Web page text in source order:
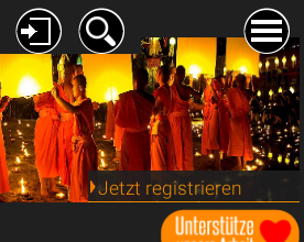
Jetzt registrieren